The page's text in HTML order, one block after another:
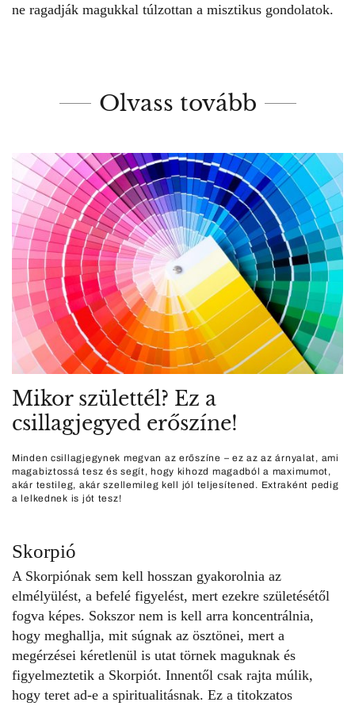
ne ragadják magukkal túlzottan a misztikus gondolatok.
Olvass tovább
Mikor születtél? Ez a
csillagjegyed erőszíne!
Minden csillagjegynek megvan az erőszíne – ez az az árnyalat, ami
magabiztossá tesz és segít, hogy kihozd magadból a maximumot,
akár testileg, akár szellemileg kell jól teljesítened. Extraként pedig
a lelkednek is jót tesz!
Skorpió
A Skorpiónak sem kell hosszan gyakorolnia az
elmélyülést, a befelé figyelést, mert ezekre születésétől
fogva képes. Sokszor nem is kell arra koncentrálnia,
hogy meghallja, mit súgnak az ösztönei, mert a
megérzései kéretlenül is utat törnek maguknak és
figyelmeztetik a Skorpiót. Innentől csak rajta múlik,
hogy teret ad-e a spiritualitásnak. Ez a titokzatos